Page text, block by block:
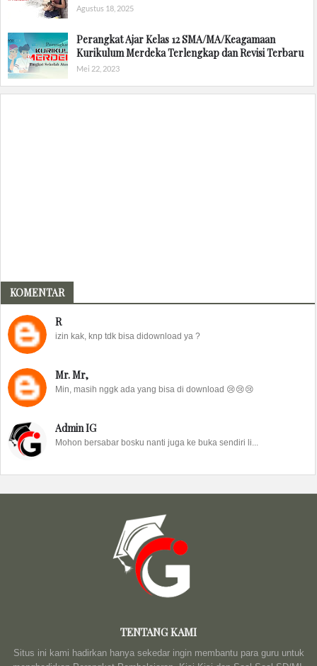
Agustus 18, 2025
Perangkat Ajar Kelas 12 SMA/MA/Keagamaan
Kurikulum Merdeka Terlengkap dan Revisi Terbaru
Mei 22, 2023
KOMENTAR
R
izin kak, knp tdk bisa didownload ya ?
Mr. Mr,
Min, masih nggk ada yang bisa di download 😢😢😢
Admin IG
Mohon bersabar bosku nanti juga ke buka sendiri li...
TENTANG KAMI
Situs ini kami hadirkan hanya sekedar ingin membantu para guru untuk